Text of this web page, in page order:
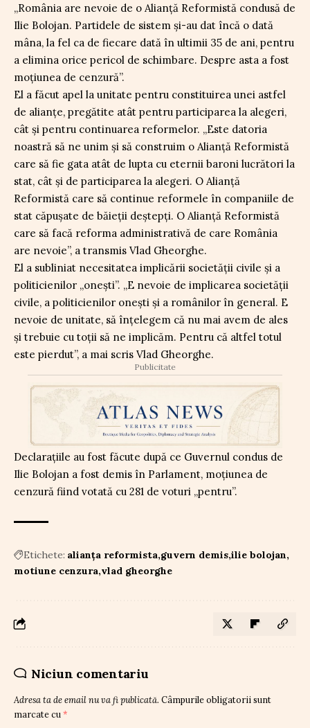
„România are nevoie de o Alianță Reformistă condusă de
Ilie Bolojan. Partidele de sistem și-au dat încă o dată
mâna, la fel ca de fiecare dată în ultimii 35 de ani, pentru
a elimina orice pericol de schimbare. Despre asta a fost
moțiunea de cenzură”.
El a făcut apel la unitate pentru constituirea unei astfel
de alianțe, pregătite atât pentru participarea la alegeri,
cât și pentru continuarea reformelor. „Este datoria
noastră să ne unim și să construim o Alianță Reformistă
care să fie gata atât de lupta cu eternii baroni lucrători la
stat, cât și de participarea la alegeri. O Alianță
Reformistă care să continue reformele în companiile de
stat căpușate de băieții deștepți. O Alianță Reformistă
care să facă reforma administrativă de care România
are nevoie”, a transmis Vlad Gheorghe.
El a subliniat necesitatea implicării societății civile și a
politicienilor „onești”. „E nevoie de implicarea societății
civile, a politicienilor onești și a românilor în general. E
nevoie de unitate, să înțelegem că nu mai avem de ales
și trebuie cu toții să ne implicăm. Pentru că altfel totul
este pierdut”, a mai scris Vlad Gheorghe.
Publicitate
Declarațiile au fost făcute după ce Guvernul condus de
Ilie Bolojan a fost demis în Parlament, moțiunea de
cenzură fiind votată cu 281 de voturi „pentru”.
Etichete: alianța reformista guvern demis ilie bolojan
motiune cenzura vlad gheorghe
Niciun comentariu
Adresa ta de email nu va fi publicată. Câmpurile obligatorii sunt
marcate cu *